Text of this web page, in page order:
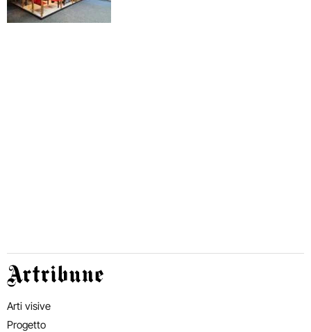
Artribune
Arti visive
Progetto